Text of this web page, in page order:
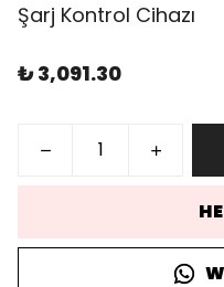
Şarj Kontrol Cihazı
₺ 3,091.30